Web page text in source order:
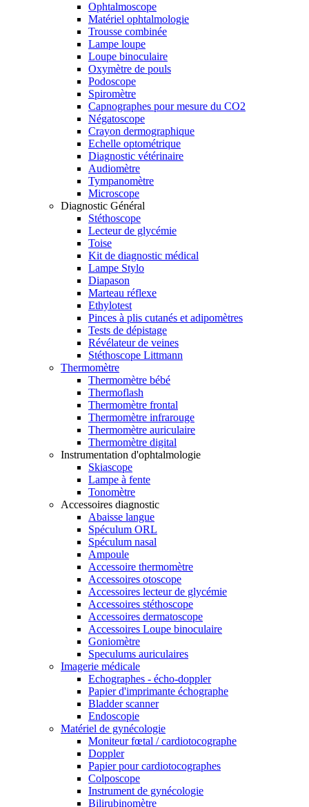
Ophtalmoscope
Matériel ophtalmologie
Trousse combinée
Lampe loupe
Loupe binoculaire
Oxymètre de pouls
Podoscope
Spiromètre
Capnographes pour mesure du CO2
Négatoscope
Crayon dermographique
Echelle optométrique
Diagnostic vétérinaire
Audiomètre
Tympanomètre
Microscope
Diagnostic Général
Stéthoscope
Lecteur de glycémie
Toise
Kit de diagnostic médical
Lampe Stylo
Diapason
Marteau réflexe
Ethylotest
Pinces à plis cutanés et adipomètres
Tests de dépistage
Révélateur de veines
Stéthoscope Littmann
Thermomètre
Thermomètre bébé
Thermoflash
Thermomètre frontal
Thermomètre infrarouge
Thermomètre auriculaire
Thermomètre digital
Instrumentation d'ophtalmologie
Skiascope
Lampe à fente
Tonomètre
Accessoires diagnostic
Abaisse langue
Spéculum ORL
Spéculum nasal
Ampoule
Accessoire thermomètre
Accessoires otoscope
Accessoires lecteur de glycémie
Accessoires stéthoscope
Accessoires dermatoscope
Accessoires Loupe binoculaire
Goniomètre
Speculums auriculaires
Imagerie médicale
Echographes - écho-doppler
Papier d'imprimante échographe
Bladder scanner
Endoscopie
Matériel de gynécologie
Moniteur fœtal / cardiotocographe
Doppler
Papier pour cardiotocographes
Colposcope
Instrument de gynécologie
Bilirubinomètre